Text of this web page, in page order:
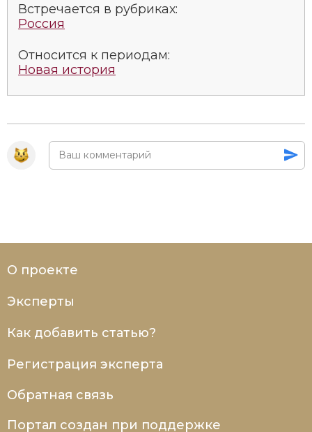
Встречается в рубриках:
Россия
Относится к периодам:
Новая история
О проекте
Эксперты
Как добавить статью?
Регистрация эксперта
Обратная связь
Портал создан при поддержке